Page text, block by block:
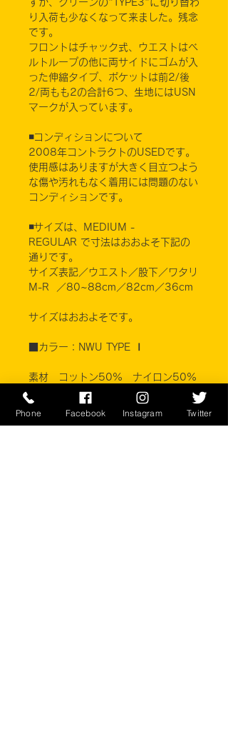
すが、グリーンの"TYPE3"に切り替わ
り入荷も少なくなって来ました。残念
です。
フロントはチャック式、ウエストはベ
ルトループの他に両サイドにゴムが入
った伸縮タイプ、ポケットは前2/後
2/両もも2の合計6つ、生地にはUSN
マークが入っています。
◾️コンディションについて
2008年コントラクトのUSEDです。
使用感はありますが大きく目立つよう
な傷や汚れもなく着用には問題のない
コンディションです。
◾️サイズは、MEDIUM -
REGULAR で寸法はおおよそ下記の
通りです。
サイズ表記／ウエスト／股下／ワタリ
M-R ／80~88cm／82cm／36cm
サイズはおおよそです。
■カラー：NWU TYPE Ⅰ
素材 コットン50% ナイロン50%
BETHEL INDUSTRIES, INC.
Phone Facebook Instagram Twitter